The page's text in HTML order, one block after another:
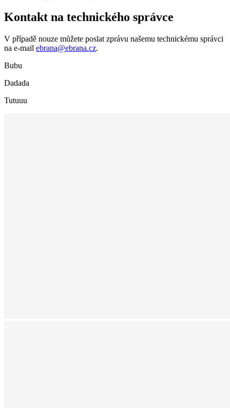
Kontakt na technického správce
V případě nouze můžete poslat zprávu našemu technickému správci
na e-mail ebrana@ebrana.cz.
Bubu
Dadada
Tutuuu